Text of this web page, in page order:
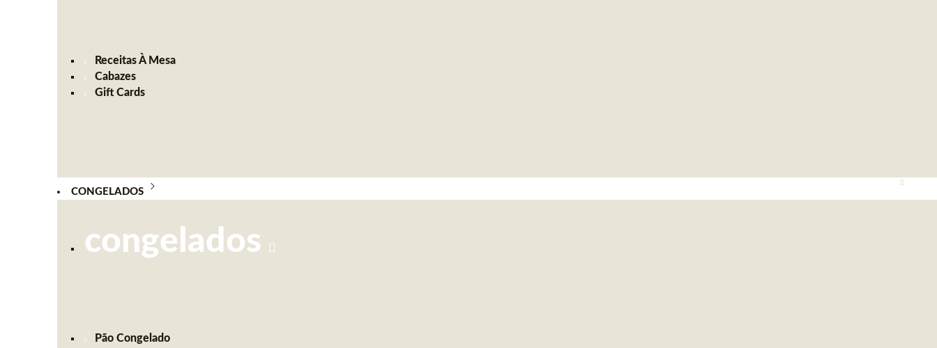
Receitas À Mesa
Cabazes
Gift Cards
CONGELADOS
congelados
Pão Congelado